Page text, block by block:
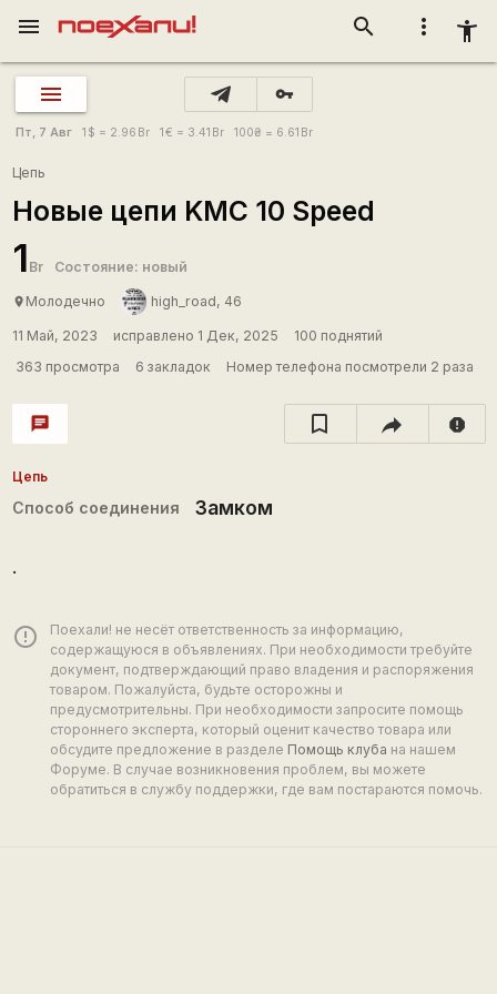
more_vert accessibility_new
search
menu
vpn_key
Пт, 7 Авг 1 $ = 2.96 Br 1€ = 3.41 Br 100₴ = 6.61 Br
Цепь
Новые цепи KMC 10 Speed
1 Br Состояние: новый
place Молодечно high_road, 46
11 Май, 2023 исправлено 1 Дек, 2025
100 поднятий
363 просмотра
6 закладок Номер телефона посмотрели 2 раза
chat report
Цепь
Способ соединения Замком
.
error_outline
Поехали! не несёт ответственность за информацию,
содержащуюся в объявлениях. При необходимости требуйте
документ, подтверждающий право владения и распоряжения
товаром. Пожалуйста, будьте осторожны и
предусмотрительны. При необходимости запросите помощь
стороннего эксперта, который оценит качество товара или
обсудите предложение в разделе Помощь клуба на нашем
Форуме. В случае возникновения проблем, вы можете
обратиться в службу поддержки, где вам постараются помочь.